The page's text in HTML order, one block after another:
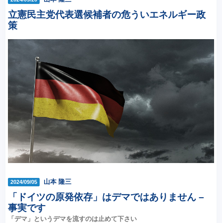
立憲民主党代表選候補者の危ういエネルギー政
策
2024/09/05 山本 隆三
「ドイツの原発依存」はデマではありません –
事実です
「デマ」というデマを流すのは止めて下さい